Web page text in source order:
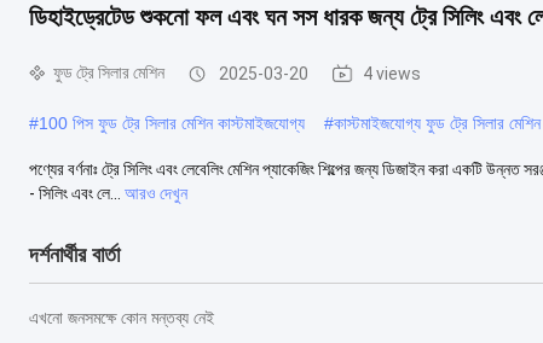
ডিহাইড্রেটেড শুকনো ফল এবং ঘন সস ধারক জন্য ট্রে সিলিং এবং
ফুড ট্রে সিলার মেশিন 2025-03-20 4 views
#100 পিস ফুড ট্রে সিলার মেশিন কাস্টমাইজযোগ্য #কাস্টমাইজযোগ্য ফুড ট্রে সিলার মেশিন
পণ্যের বর্ণনাঃ ট্রে সিলিং এবং লেবেলিং মেশিন প্যাকেজিং শিল্পের জন্য ডিজাইন করা একটি উন্নত
- সিলিং এবং লে...
আরও দেখুন
দর্শনার্থীর বার্তা
এখনো জনসমক্ষে কোন মন্তব্য নেই